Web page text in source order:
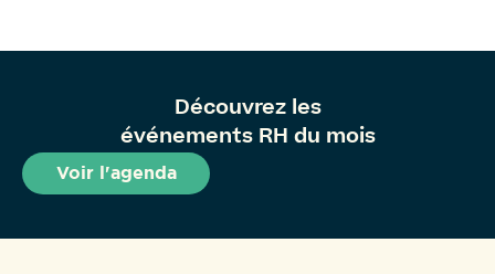
Découvrez les
événements RH du mois
Voir l'agenda